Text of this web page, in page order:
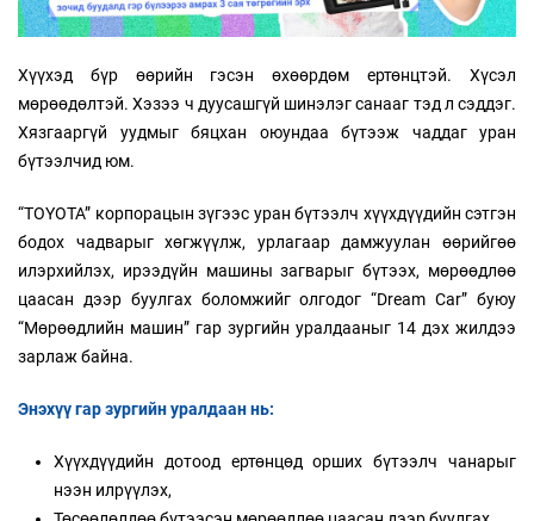
Хүүхэд бүр өөрийн гэсэн өхөөрдөм ертөнцтэй. Хүсэл
мөрөөдөлтэй. Хэзээ ч дуусашгүй шинэлэг санааг тэд л сэддэг.
Хязгааргүй уудмыг бяцхан оюундаа бүтээж чаддаг уран
бүтээлчид юм.
“TOYOTA” корпорацын зүгээс уран бүтээлч хүүхдүүдийн сэтгэн
бодох чадварыг хөгжүүлж, урлагаар дамжуулан өөрийгөө
илэрхийлэх, ирээдүйн машины загварыг бүтээх, мөрөөдлөө
цаасан дээр буулгах боломжийг олгодог “Dream Car” буюу
“Мөрөөдлийн машин” гар зургийн уралдааныг 14 дэх жилдээ
зарлаж байна.
Энэхүү гар зургийн уралдаан нь:
Хүүхдүүдийн дотоод ертөнцөд орших бүтээлч чанарыг
нээн илрүүлэх,